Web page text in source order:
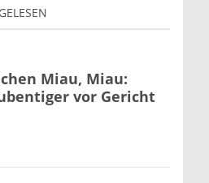
Miau, Miau:
vor Gericht